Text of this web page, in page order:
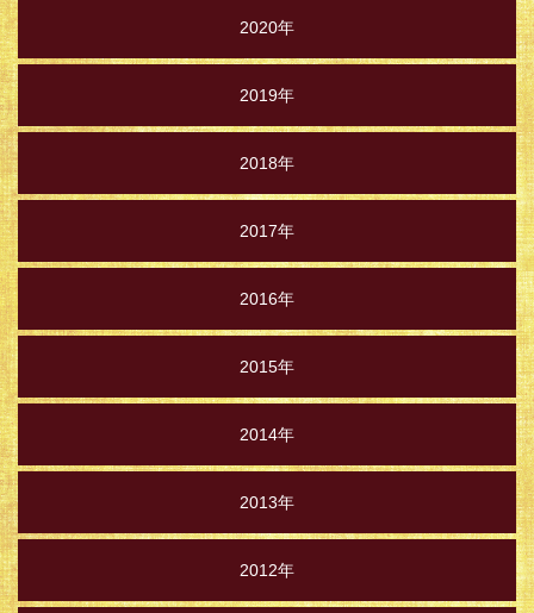
2020年
2019年
2018年
2017年
2016年
2015年
2014年
2013年
2012年